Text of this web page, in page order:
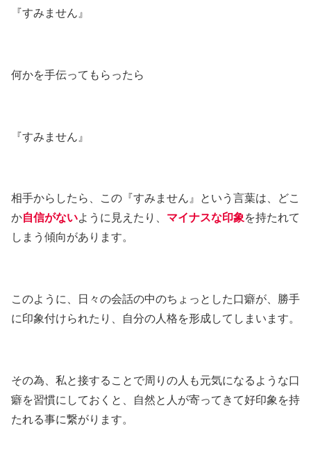
『すみません』
何かを手伝ってもらったら
『すみません』
相手からしたら、この『すみません』という言葉は、どこ
か自信がないように見えたり、 マイナスな印象を持たれて
しまう傾向があります。
このように、日々の会話の中のちょっとした口癖が、勝手
に印象付けられたり、自分の人格を形成してしまいます。
その為、私と接することで周りの人も元気になるような口
癖を習慣にしておくと、自然と人が寄ってきて好印象を持
たれる事に繋がります。